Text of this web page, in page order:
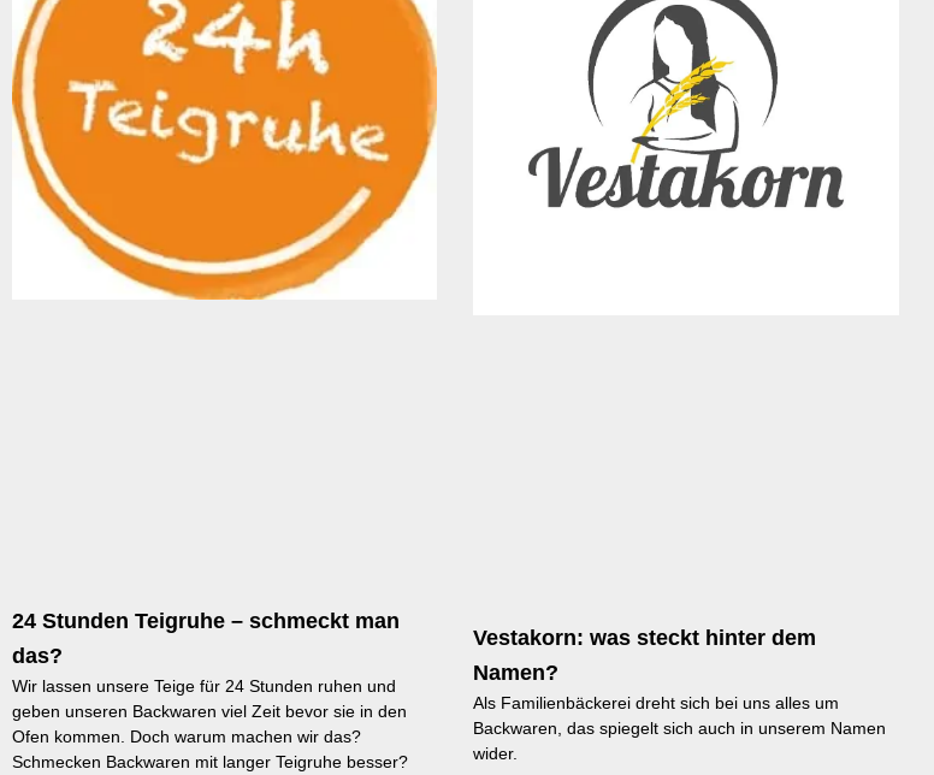
24 Stunden Teigruhe – schmeckt man
das?
Wir lassen unsere Teige für 24 Stunden ruhen und
geben unseren Backwaren viel Zeit bevor sie in den
Ofen kommen. Doch warum machen wir das?
Schmecken Backwaren mit langer Teigruhe besser?
Vestakorn: was steckt hinter dem
Namen?
Als Familienbäckerei dreht sich bei uns alles um
Backwaren, das spiegelt sich auch in unserem Namen
wider.